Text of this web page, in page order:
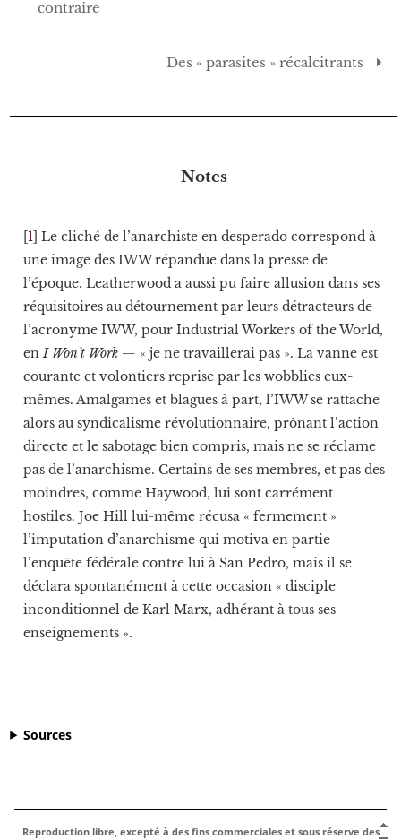
contraire
Des « parasites » récalcitrants
Notes
[1] Le cliché de l’anarchiste en desperado correspond à
une image des IWW répandue dans la presse de
l’époque. Leatherwood a aussi pu faire allusion dans ses
réquisitoires au détournement par leurs détracteurs de
l’acronyme IWW, pour Industrial Workers of the World,
en I Won’t Work— « je ne travaillerai pas ». La vanne est
courante et volontiers reprise par les wobblies eux-
mêmes. Amalgames et blagues à part, l’IWW se rattache
alors au syndicalisme révolutionnaire, prônant l’action
directe et le sabotage bien compris, mais ne se réclame
pas de l’anarchisme. Certains de ses membres, et pas des
moindres, comme Haywood, lui sont carrément
hostiles. Joe Hill lui-même récusa « fermement »
l’imputation d’anarchisme qui motiva en partie
l’enquête fédérale contre lui à San Pedro, mais il se
déclara spontanément à cette occasion « disciple
inconditionnel de Karl Marx, adhérant à tous ses
enseignements ».
Sources
e
a
t
i
o
n
X
I
V
.
a
p
o
é
s
i
w
o
b
b
l
y
e
é
r
e
n
Reproduction libre, excepté à des fins commerciales et sous réserve des